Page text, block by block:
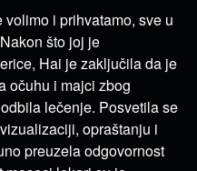
i prihvatamo, sve u
što joj je
Hai je zaključila da je
očuhu i majci zbog
lečenje. Posvetila se
opraštanju i
preuzela odgovornost